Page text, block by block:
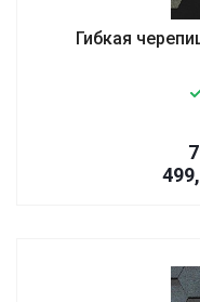
Гибкая